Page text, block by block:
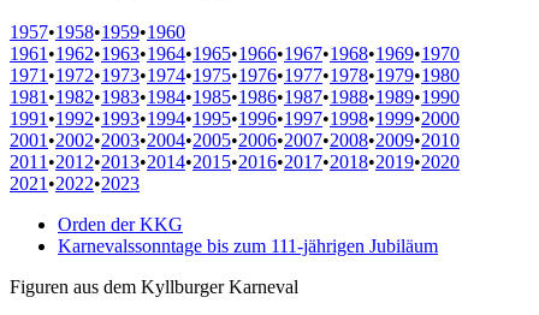
1957•1958•1959•1960
1961 •1962•1963•1964•1965•1966•1967•1968•1969•1970
1971 •1972•1973•1974•1975•1976•1977•1978•1979•1980
1981 •1982•1983•1984•1985•1986•1987•1988•1989•1990
1991 •1992•1993•1994•1995•1996•1997•1998•1999•2000
2001 •2002•2003•2004•2005•2006•2007•2008•2009•2010
2011 •2012•2013•2014•2015•2016•2017•2018•2019•2020
2021 •2022•2023
Orden der KKG
Karnevalssonntage bis zum 111-jährigen Jubiläum
Figuren aus dem Kyllburger Karneval